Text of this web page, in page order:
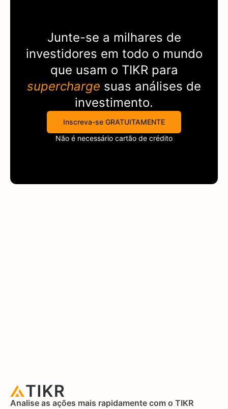
Junte-se a milhares de
investidores em todo o mundo
que usam o TIKRpara
supercharge suas análises de
investimento.
Inscreva-se GRATUITAMENTE
Não é necessário cartão de crédito
Analise as ações mais rapidamente com o TIKR